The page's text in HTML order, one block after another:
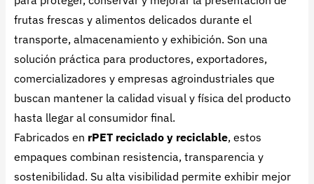
frutas frescas y alimentos delicados durante el
transporte, almacenamiento y exhibición. Son una
solución práctica para productores, exportadores,
comercializadores y empresas agroindustriales que
buscan mantener la calidad visual y física del producto
hasta llegar al consumidor final.
Fabricados en rPET reciclado y reciclable, estos
empaques combinan resistencia, transparencia y
sostenibilidad. Su alta visibilidad permite exhibir mejor